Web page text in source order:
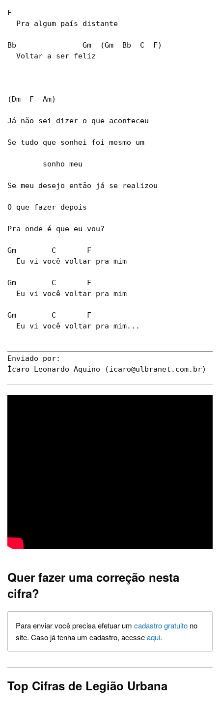
F
  Pra algum país distante
Bb               Gm  (Gm  Bb  C  F)
  Voltar a ser feliz
(Dm  F  Am)
Já não sei dizer o que aconteceu
Se tudo que sonhei foi mesmo um
        sonho meu
Se meu desejo então já se realizou
O que fazer depois
Pra onde é que eu vou?
Gm        C       F
  Eu vi você voltar pra mim
Gm        C       F
  Eu vi você voltar pra mim
Gm        C       F
  Eu vi você voltar pra mim...
Enviado por:
Ícaro Leonardo Aquino (icaro@ulbranet.com.br)
Quer fazer uma correção nesta
cifra?
Para enviar você precisa efetuar um cadastro gratuito no
site. Caso já tenha um cadastro, acesseaqui.
Top Cifras de Legião Urbana